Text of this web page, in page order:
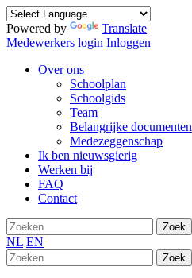
Powered by
Translate
Medewerkers login Inloggen
Over ons
Schoolplan
Schoolgids
Team
Belangrijke documenten
Medezeggenschap
Ik ben nieuwsgierig
Werken bij
FAQ
Contact
Zoek
NL EN
Zoek